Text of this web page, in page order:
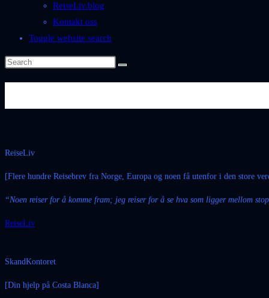
ReiseLiv.blog
Kontakt oss
Toggle website search
ReiseLiv
[Flere hundre Reisebrev fra Norge, Europa og noen få utenfor i den store
“Noen reiser for å komme fram; jeg reiser for å se hva som ligger mellom
ReiseLiv
SkandKontoret
[Din hjelp på Costa Blanca]